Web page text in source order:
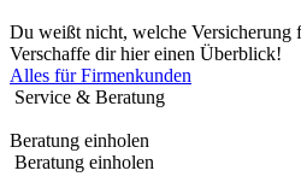
Du weißt nicht, welche Versicherung
Verschaffe dir hier einen Überblick!
Alles für Firmenkunden
Service & Beratung
Beratung einholen
Beratung einholen